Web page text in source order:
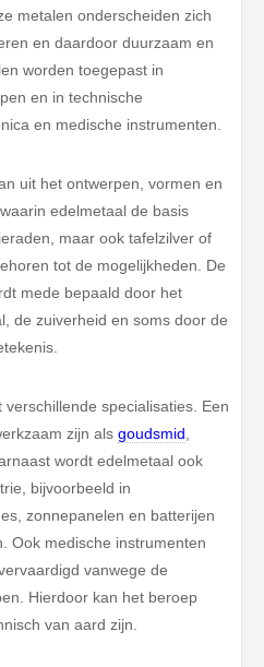
metalen onderscheiden zich
en daardoor duurzaam en
worden toegepast in
en in technische
en medische instrumenten.
uit het ontwerpen, vormen en
edelmetaal de basis
maar ook tafelzilver of
tot de mogelijkheden. De
mede bepaald door het
de zuiverheid en soms door de
specialisaties. Een
zijn alsgoudsmid
wordt edelmetaal ook
bijvoorbeeld in
zonnepanelen en batterijen
Ook medische instrumenten
vanwege de
Hierdoor kan het beroep
van aard zijn.